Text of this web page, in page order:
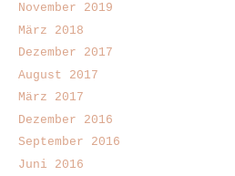
November 2019
März 2018
Dezember 2017
August 2017
März 2017
Dezember 2016
September 2016
Juni 2016